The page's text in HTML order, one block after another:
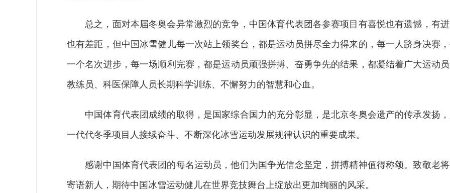
总之，面对本届冬奥会异常激烈的竞争，中国体育代表团各参赛项目有喜悦也有遗憾，有
也有差距，但中国冰雪健儿每一次站上领奖台，都是运动员拼尽全力得来的，每一人跻身决赛
一个名次进步，每一场顺利完赛，都是运动员顽强拼搏、奋勇争先的结果，都凝结着广大运动员
教练员、科医保障人员长期科学训练、不懈努力的智慧和心血。
中国体育代表团成绩的取得，是国家综合国力的充分彰显，是北京冬奥会遗产的传承发扬
一代代冬季项目人接续奋斗、不断深化冰雪运动发展规律认识的重要成果。
感谢中国体育代表团的每名运动员，他们为国争光信念坚定，拼搏精神值得称颂。致敬老将
寄语新人，期待中国冰雪运动健儿在世界竞技舞台上绽放出更加绚丽的风采。